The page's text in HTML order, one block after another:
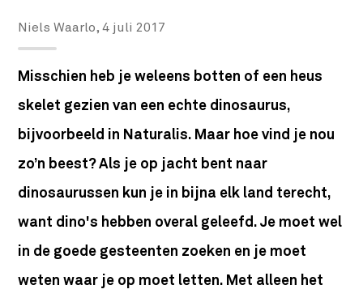
Niels Waarlo,4 juli 2017
Misschien heb je weleens botten of een heus
skelet gezien van een echte dinosaurus,
bijvoorbeeld in Naturalis. Maar hoe vind je nou
zo’n beest? Als je op jacht bent naar
dinosaurussen kun je in bijna elk land terecht,
want dino's hebben overal geleefd. Je moet wel
in de goede gesteenten zoeken en je moet
weten waar je op moet letten. Met alleen het